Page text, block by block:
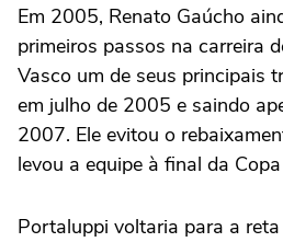
Em 2005, Renato Gaúcho
primeiros passos na carreira
Vasco um de seus principais
em julho de 2005 e saindo
2007. Ele evitou o
levou a equipe à final da
Portaluppi voltaria para a